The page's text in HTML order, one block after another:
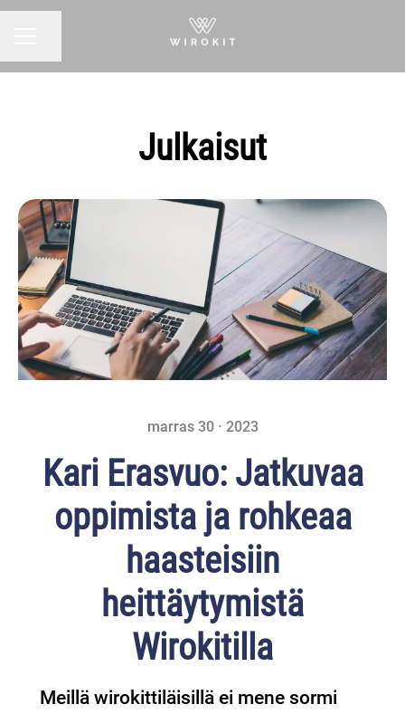
Julkaisut
marras 30 · 2023
Kari Erasvuo: Jatkuvaa
oppimista ja rohkeaa
haasteisiin
heittäytymistä
Wirokitilla
Meillä wirokittiläisillä ei mene sormi